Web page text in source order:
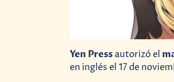
Yen Press autorizó el
en inglés el 17 de